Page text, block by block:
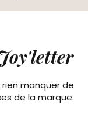
rien manquer de
de la marque.